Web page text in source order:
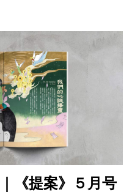
《提案》５月号